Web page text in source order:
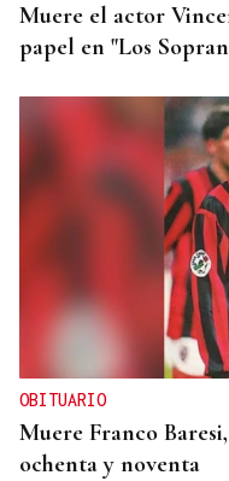
Muere el actor
papel en "Los
OBITUARIO
Muere Franco
ochenta y noventa